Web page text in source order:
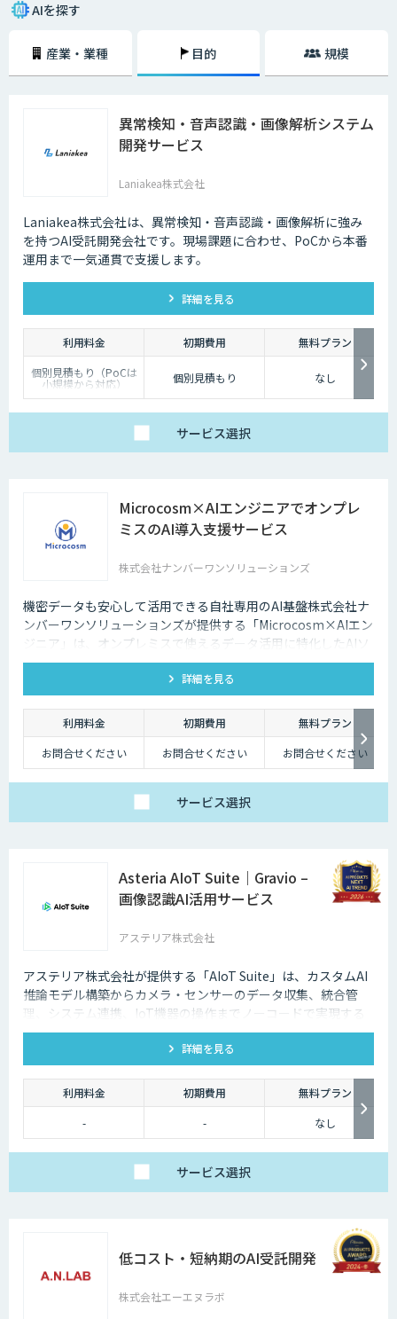
AIを探す
産業・業種 目的 規模
異常検知・音声認識・画像解析システム
開発サービス
Laniakea株式会社
Laniakea株式会社は、異常検知・音声認識・画像解析に強み
を持つAI受託開発会社です。現場課題に合わせ、PoCから本番
運用まで一気通貫で支援します。
詳細を見る
利用料金 初期費用
無料プラン
個別見積もり（PoCは
小規模から対応） 個別見積もり なし
サービス選択
Microcosm×AIエンジニアでオンプレ
ミスのAI導入支援サービス
株式会社ナンバーワンソリューションズ
機密データも安心して活用できる自社専用のAI基盤株式会社ナ
ンバーワンソリューションズが提供する「Microcosm×AIエン
ジニア」は、オンプレミスで使えるデータ活用に特化したAIソ
リューションをAIエンジニアが貴社の課題に合わせてカスタマ
イズするサービスです。社内に眠るデータを「会社の資産」と
して生まれ変わらせることができます。
詳細を見る
利用料金 初期費用
無料プラン
お問合せください
お問合せください お問合せください
サービス選択
Asteria AIoT Suite｜Gravio –
画像認識AI活用サービス
アステリア株式会社
アステリア株式会社が提供する「AIoT Suite」は、カスタムAI
推論モデル構築からカメラ・センサーのデータ収集、統合管
理、システム連携、IoT機器の操作までノーコードで実現する
プラットフォームです。
詳細を見る
利用料金 初期費用
無料プラン
-
- なし
サービス選択
低コスト・短納期のAI受託開発
株式会社エーエヌラボ